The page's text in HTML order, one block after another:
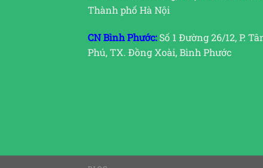
Thành phố Hà Nội
CN Bình Phước:Số 1 Đường 26/12, P.
Phú, TX. Đồng Xoài, Bình Phước